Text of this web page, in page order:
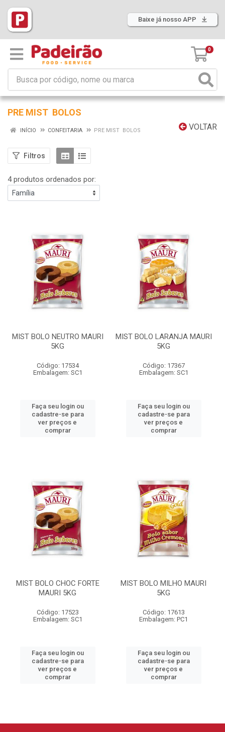
Baixe já nosso APP
0
PRE MIST BOLOS
VOLTAR
INÍCIO CONFEITARIA PRE MIST BOLOS
Filtros
4 produtos ordenados por:
MIST BOLO NEUTRO MAURI
5KG
Código: 17534
Embalagem: SC1
Faça seu login ou
cadastre-se para
ver preços e
comprar
MIST BOLO LARANJA MAURI
5KG
Código: 17367
Embalagem: SC1
Faça seu login ou
cadastre-se para
ver preços e
comprar
MIST BOLO CHOC FORTE
MAURI 5KG
Código: 17523
Embalagem: SC1
Faça seu login ou
cadastre-se para
ver preços e
comprar
MIST BOLO MILHO MAURI
5KG
Código: 17613
Embalagem: PC1
Faça seu login ou
cadastre-se para
ver preços e
comprar